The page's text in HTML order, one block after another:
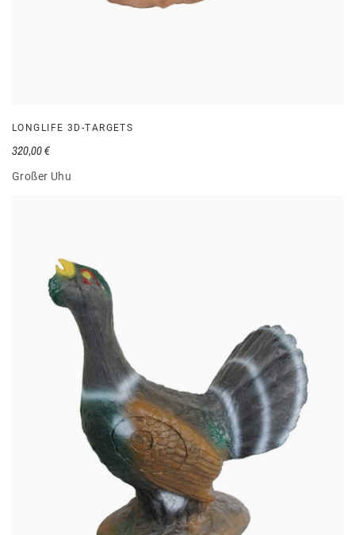
LONGLIFE 3D-TARGETS
Großer Uhu
320,00 €